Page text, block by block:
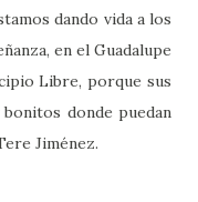
dando vida a los
en el Guadalupe
Libre, porque sus
donde puedan
Jiménez.